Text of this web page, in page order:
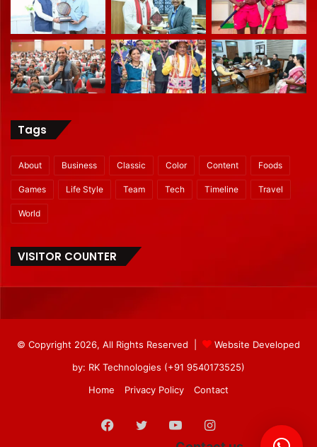
Tags
About Business Classic Color Content Foods
Games Life Style Team Tech Timeline Travel
World
VISITOR COUNTER
© Copyright 2026, All Rights Reserved |
Website Developed
by: RK Technologies (+91 9540173525)
Home
Privacy Policy Contact
Facebook
TwitterYouTubeInstagram